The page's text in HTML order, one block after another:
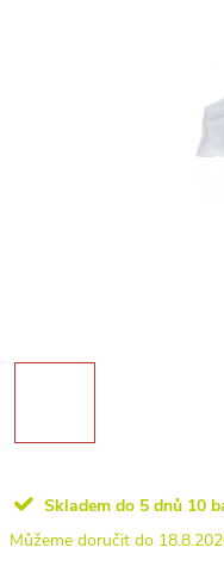
Skladem do 5 dnů 10